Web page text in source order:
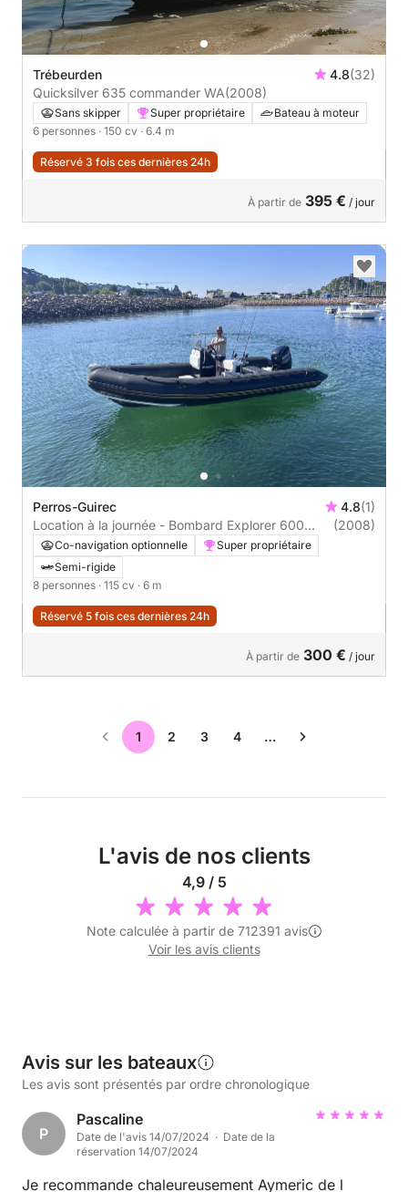
Trébeurden 4.8(32)
Quicksilver 635 commander WA(2008)
Sans skipper Super propriétaire
Bateau à moteur
6 personnes · 150 cv · 6.4 m
Réservé 3 fois ces dernières 24h
À partir de 395 € / jour
Perros-Guirec 4.8(1)
Location à la journée - Bombard Explorer 600
115cv
(2008)
Co-navigation optionnelle
Super propriétaire
Semi-rigide
8 personnes · 115 cv · 6 m
Réservé 5 fois ces dernières 24h
À partir de 300 € / jour
1 2 3 4 …
L'avis de nos clients
4,9 / 5
Note calculée à partir de 712391 avis
Voir les avis clients
Avis sur les bateaux
Les avis sont présentés par ordre chronologique
P
Pascaline
Date de l'avis 14/07/2024 · Date de la
réservation 14/07/2024
Je recommande chaleureusement Aymeric de l